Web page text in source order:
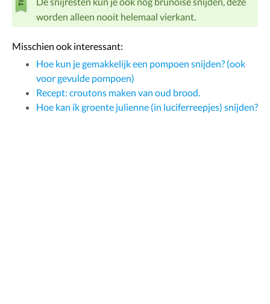
worden alleen nooit helemaal vierkant.
Misschien ook interessant:
Hoe kun je gemakkelijk een pompoen snijden? (ook
voor gevulde pompoen)
Recept: croutons maken van oud brood.
Hoe kan ik groente julienne (in luciferreepjes) snijden?